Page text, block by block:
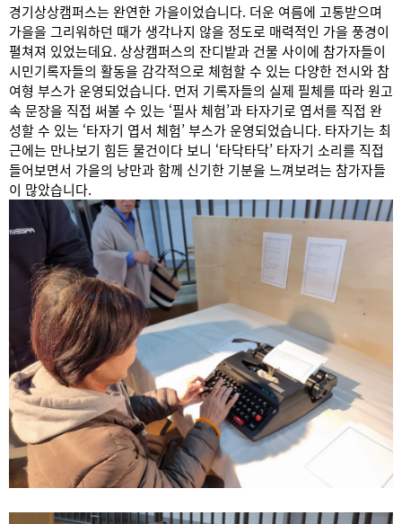
경기상상캠퍼스는 완연한 가을이었습니다. 더운 여름에 고통받으며
가을을 그리워하던 때가 생각나지 않을 정도로 매력적인 가을 풍경이
펼쳐져 있었는데요. 상상캠퍼스의 잔디밭과 건물 사이에 참가자들이
시민기록자들의 활동을 감각적으로 체험할 수 있는 다양한 전시와 참
여형 부스가 운영되었습니다. 먼저 기록자들의 실제 필체를 따라 원고
속 문장을 직접 써볼 수 있는 ‘필사 체험’과 타자기로 엽서를 직접 완
성할 수 있는 ‘타자기 엽서 체험’ 부스가 운영되었습니다. 타자기는 최
근에는 만나보기 힘든 물건이다 보니 ‘타닥타닥’ 타자기 소리를 직접
들어보면서 가을의 낭만과 함께 신기한 기분을 느껴보려는 참가자들
이 많았습니다.